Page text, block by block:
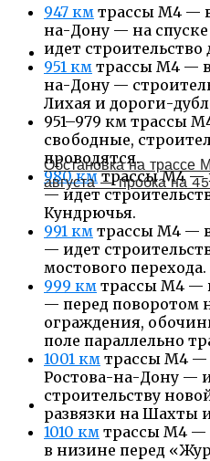
947 км трассы М4 —
на-Дону — на
идет строительство
951 км трассы М4 —
на-Дону —
Лихая и дороги-
951–979 км трассы
свободные,
проводятся.
980 кмтрассы М4 —
— идет
Кундрючья.
991 км трассы М4 —
— идет
мостового перехода.
999 км трассы М4 —
— перед поворотом
ограждения,
поле параллельно
1001 км трассы М4 —
Ростова-на-Дону —
строительству
развязки на Шахты
1010 км трассы М4 —
в низине перед
Обстановка на трассе
августа — пробка на